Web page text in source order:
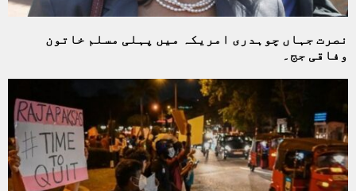
نصرت جہاں چوہدری امریکہ میں پہلی مسلم خاتون
وفاقی جج۔